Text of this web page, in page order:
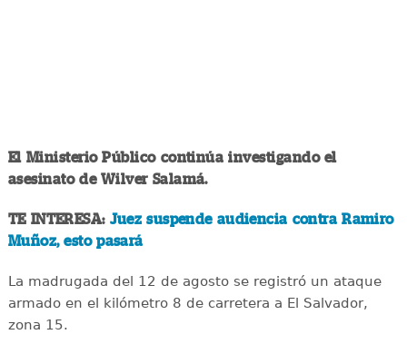
El Ministerio Público continúa investigando el
asesinato de Wilver Salamá.
TE INTERESA: Juez suspende audiencia contra Ramiro
Muñoz, esto pasará
La madrugada del 12 de agosto se registró un ataque
armado en el kilómetro 8 de carretera a El Salvador,
zona 15.